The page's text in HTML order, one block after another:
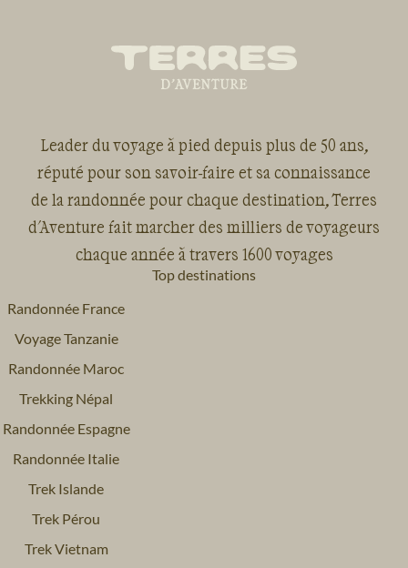
Leader du voyage à pied depuis plus de 50 ans,
réputé pour son savoir-faire et sa connaissance
de la randonnée pour chaque destination, Terres
d'Aventure fait marcher des milliers de voyageurs
chaque année à travers 1600 voyages
Top destinations
Randonnée France
Voyage Tanzanie
Randonnée Maroc
Trekking Népal
Randonnée Espagne
Randonnée Italie
Trek Islande
Trek Pérou
Trek Vietnam